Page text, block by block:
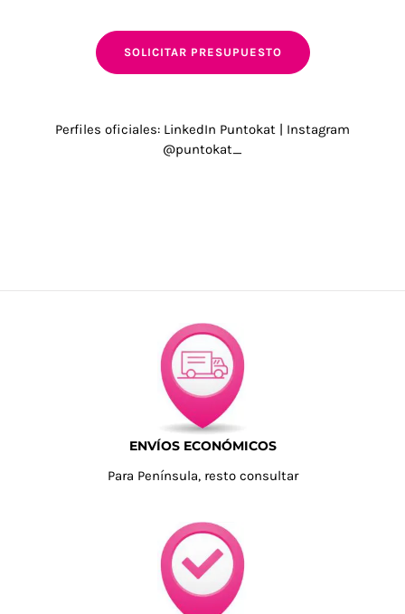
SOLICITAR PRESUPUESTO
Perfiles oficiales: LinkedIn Puntokat | Instagram
@puntokat_
ENVÍOS ECONÓMICOS
Para Península, resto consultar